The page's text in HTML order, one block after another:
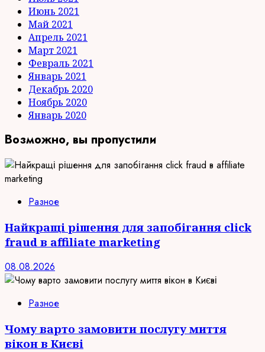
Июнь 2021
Май 2021
Апрель 2021
Март 2021
Февраль 2021
Январь 2021
Декабрь 2020
Ноябрь 2020
Январь 2020
Возможно, вы пропустили
Разное
Найкращі рішення для запобігання click
fraud в affiliate marketing
08.08.2026
Разное
Чому варто замовити послугу миття
вікон в Києві